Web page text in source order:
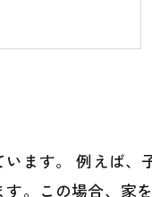
ーズに進める
ます。 例えば、
。この場合、家